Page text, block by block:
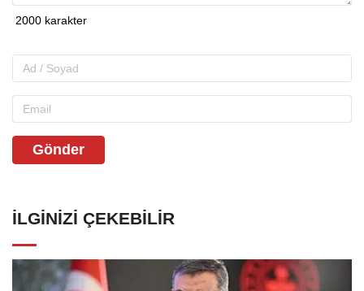
Gönder
İLGINIZI ÇEKEBILIR